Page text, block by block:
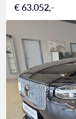
€ 63.052,-